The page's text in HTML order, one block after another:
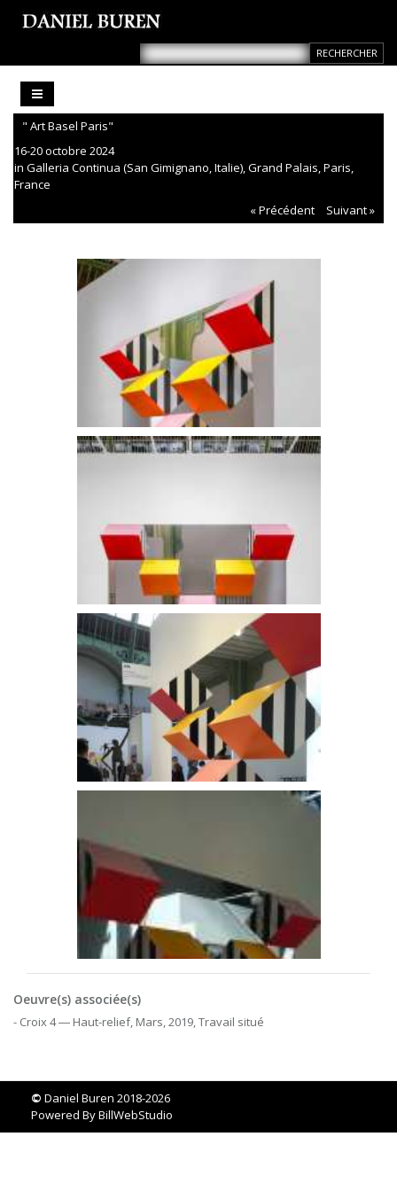
" Art Basel Paris"
16-20 octobre 2024
in Galleria Continua (San Gimignano, Italie), Grand Palais, Paris,
France
« Précédent
Suivant »
Oeuvre(s) associée(s)
- Croix 4 ― Haut-relief, Mars, 2019, Travail situé
© Daniel Buren 2018-2026
Powered ByBillWebStudio